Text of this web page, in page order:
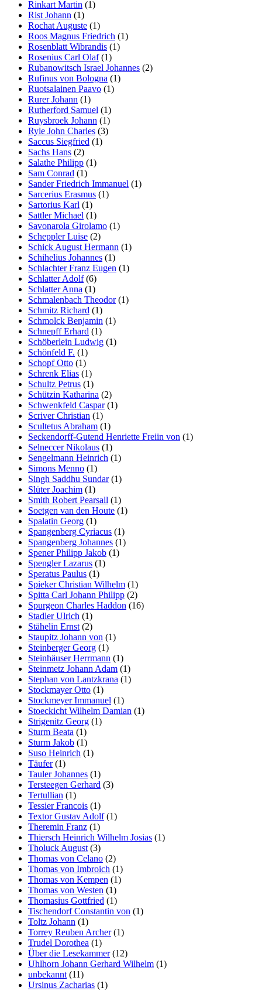
Rinkart Martin (1)
Rist Johann (1)
Rochat Auguste (1)
Roos Magnus Friedrich (1)
Rosenblatt Wibrandis (1)
Rosenius Carl Olaf(1)
Rubanowitsch Israel Johannes (2)
Rufinus von Bologna (1)
Ruotsalainen Paavo (1)
Rurer Johann (1)
Rutherford Samuel (1)
Ruysbroek Johann (1)
Ryle John Charles (3)
Saccus Siegfried (1)
Sachs Hans (2)
Salathe Philipp (1)
Sam Conrad (1)
Sander Friedrich Immanuel (1)
Sarcerius Erasmus (1)
Sartorius Karl (1)
Sattler Michael (1)
Savonarola Girolamo (1)
Scheppler Luise (2)
Schick August Hermann (1)
Schihelius Johannes (1)
Schlachter Franz Eugen (1)
Schlatter Adolf(6)
Schlatter Anna (1)
Schmalenbach Theodor(1)
Schmitz Richard (1)
Schmolck Benjamin (1)
Schnepff Erhard (1)
Schöberlein Ludwig (1)
Schönfeld F. (1)
Schopf Otto (1)
Schrenk Elias (1)
Schultz Petrus (1)
Schützin Katharina (2)
Schwenkfeld Caspar(1)
Scriver Christian (1)
Scultetus Abraham (1)
Seckendorff-Gutend Henriette Freiin von (1)
Selneccer Nikolaus (1)
Sengelmann Heinrich (1)
Simons Menno (1)
Singh Saddhu Sundar(1)
Slüter Joachim (1)
Smith Robert Pearsall (1)
Soetgen van den Houte (1)
Spalatin Georg (1)
Spangenberg Cyriacus (1)
Spangenberg Johannes (1)
Spener Philipp Jakob (1)
Spengler Lazarus (1)
Speratus Paulus (1)
Spieker Christian Wilhelm (1)
Spitta Carl Johann Philipp (2)
Spurgeon Charles Haddon (16)
Stadler Ulrich (1)
Stähelin Ernst (2)
Staupitz Johann von (1)
Steinberger Georg (1)
Steinhäuser Herrmann (1)
Steinmetz Johann Adam (1)
Stephan von Lantzkrana (1)
Stockmayer Otto (1)
Stockmeyer Immanuel (1)
Stoeckicht Wilhelm Damian (1)
Strigenitz Georg (1)
Sturm Beata (1)
Sturm Jakob (1)
Suso Heinrich (1)
Täufer(1)
Tauler Johannes (1)
Tersteegen Gerhard (3)
Tertullian (1)
Tessier Francois (1)
Textor Gustav Adolf(1)
Theremin Franz (1)
Thiersch Heinrich Wilhelm Josias (1)
Tholuck August (3)
Thomas von Celano (2)
Thomas von Imbroich (1)
Thomas von Kempen (1)
Thomas von Westen (1)
Thomasius Gottfried (1)
Tischendorf Constantin von (1)
Toltz Johann (1)
Torrey Reuben Archer(1)
Trudel Dorothea (1)
Über die Lesekammer(12)
Uhlhorn Johann Gerhard Wilhelm (1)
unbekannt (11)
Ursinus Zacharias (1)